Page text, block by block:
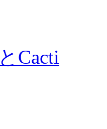
Cacti